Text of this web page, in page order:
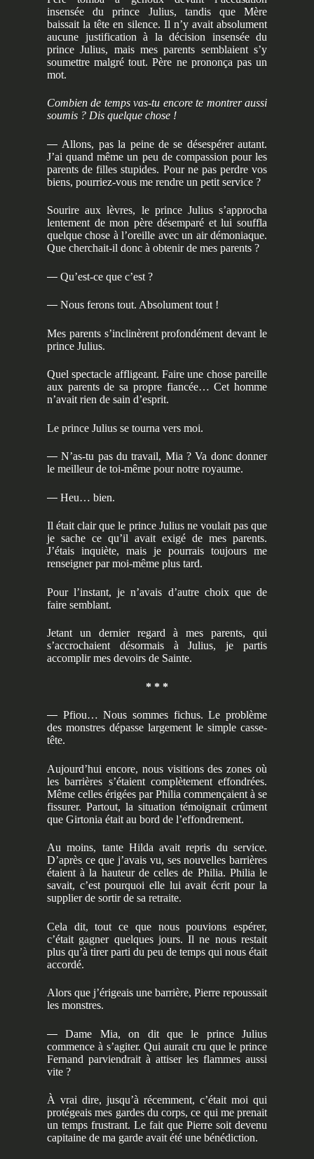
insensée du prince Julius, tandis que Mère
baissait la tête en silence. Il n’y avait absolument
aucune justification à la décision insensée du
prince Julius, mais mes parents semblaient s’y
soumettre malgré tout. Père ne prononça pas un
mot.
Combien de temps vas-tu encore te montrer aussi
soumis ? Dis quelque chose !
— Allons, pas la peine de se désespérer autant.
J’ai quand même un peu de compassion pour les
parents de filles stupides. Pour ne pas perdre vos
biens, pourriez-vous me rendre un petit service ?
Sourire aux lèvres, le prince Julius s’approcha
lentement de mon père désemparé et lui souffla
quelque chose à l’oreille avec un air démoniaque.
Que cherchait-il donc à obtenir de mes parents ?
— Qu’est-ce que c’est ?
— Nous ferons tout. Absolument tout !
Mes parents s’inclinèrent profondément devant le
prince Julius.
Quel spectacle affligeant. Faire une chose pareille
aux parents de sa propre fiancée… Cet homme
n’avait rien de sain d’esprit.
Le prince Julius se tourna vers moi.
—N’as-tu pas du travail, Mia ? Va donc donner
le meilleur de toi-même pour notre royaume.
— Heu… bien.
Il était clair que le prince Julius ne voulait pas que
je sache ce qu’il avait exigé de mes parents.
J’étais inquiète, mais je pourrais toujours me
renseigner par moi-même plus tard.
Pour l’instant, je n’avais d’autre choix que de
faire semblant.
Jetant un dernier regard à mes parents, qui
s’accrochaient désormais à Julius, je partis
accomplir mes devoirs de Sainte.
* * *
— Pfiou… Nous sommes fichus. Le problème
des monstres dépasse largement le simple casse-
tête.
Aujourd’hui encore, nous visitions des zones où
les barrières s’étaient complètement effondrées.
Même celles érigées par Philia commençaient à se
fissurer. Partout, la situation témoignait crûment
que Girtonia était au bord de l’effondrement.
Au moins, tante Hilda avait repris du service.
D’après ce que j’avais vu, ses nouvelles barrières
étaient à la hauteur de celles de Philia. Philia le
savait, c’est pourquoi elle lui avait écrit pour la
supplier de sortir de sa retraite.
Cela dit, tout ce que nous pouvions espérer,
c’était gagner quelques jours. Il ne nous restait
plus qu’à tirer parti du peu de temps qui nous était
accordé.
Alors que j’érigeais une barrière, Pierre repoussait
les monstres.
—Dame Mia, on dit que le prince Julius
commence à s’agiter. Qui aurait cru que le prince
Fernand parviendrait à attiser les flammes aussi
vite ?
À vrai dire, jusqu’à récemment, c’était moi qui
protégeais mes gardes du corps, ce qui me prenait
un temps frustrant. Le fait que Pierre soit devenu
capitaine de ma garde avait été une bénédiction.